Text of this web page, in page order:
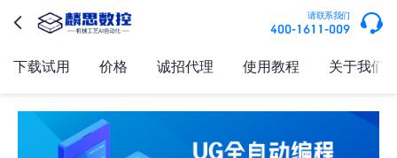
 请联系我们
400-1611-009 
下载试用 价格 诚招代理 使用教程 关于我们